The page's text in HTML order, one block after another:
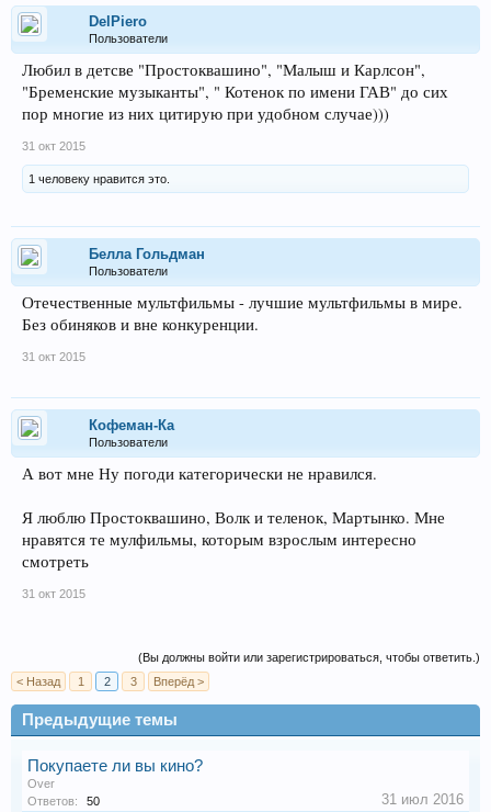
DelPiero
Пользователи
Любил в детсве "Простоквашино", "Малыш и Карлсон",
"Бременские музыканты", " Котенок по имени ГАВ" до сих
пор многие из них цитирую при удобном случае)))
31 окт 2015
1 человеку нравится это.
Беллa Гольдман
Пользователи
Отечественные мультфильмы - лучшие мультфильмы в мире.
Без обиняков и вне конкуренции.
31 окт 2015
Кофеман-Ка
Пользователи
А вот мне Ну погоди категорически не нравился.
Я люблю Простоквашино, Волк и теленок, Мартынко. Мне
нравятся те мулфильмы, которым взрослым интересно
смотреть
31 окт 2015
(Вы должны войти или зарегистрироваться, чтобы ответить.)
< Назад
1 2 3 Вперёд >
Предыдущие темы
Покупаете ли вы кино?
Over
Ответов:
50 31 июл 2016